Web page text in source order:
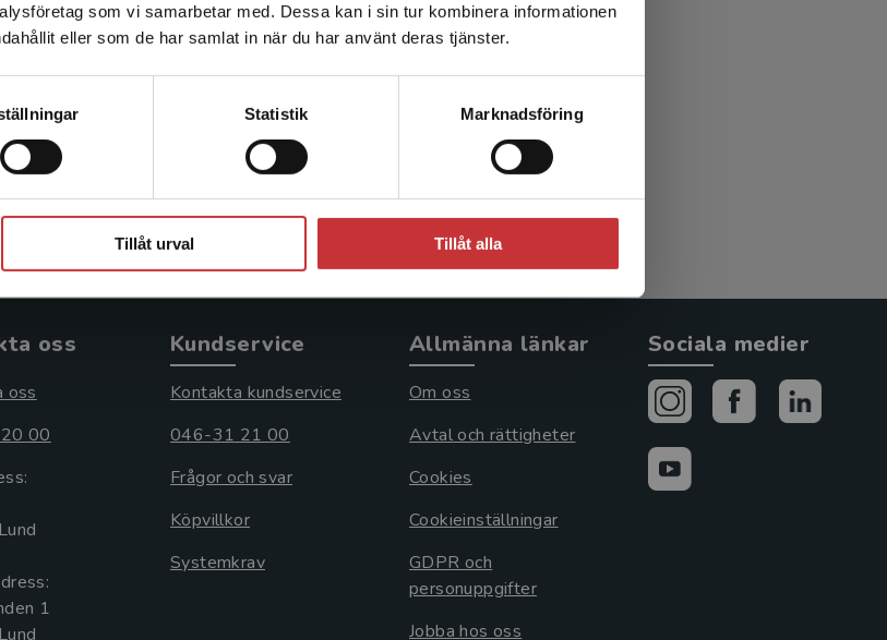
som vi samarbetar med. Dessa kan i sin tur kombinera informationen
eller som de har samlat in när du har använt deras tjänster.
Statistik Marknadsföring
Tillåt urval Tillåt alla
att kunna slutföra ett köp måste
vara i Sverige.Läs mer
Kielhofners Model of Human
Occupation
731 krinkl. moms
oss
oss
00
1
Kundservice
Kontakta kundservice
046-31 21 00
Frågor och svar
Köpvillkor
Systemkrav
Allmänna länkar
Om oss
Avtal och rättigheter
Cookies
Cookieinställningar
GDPR och
personuppgifter
Jobba hos oss
Sociala medier